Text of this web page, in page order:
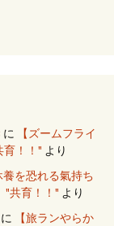
に
【ズームフライ
育！！" より
養を恐れる氣持ち
"共育！！" より
に
【旅ランやらか